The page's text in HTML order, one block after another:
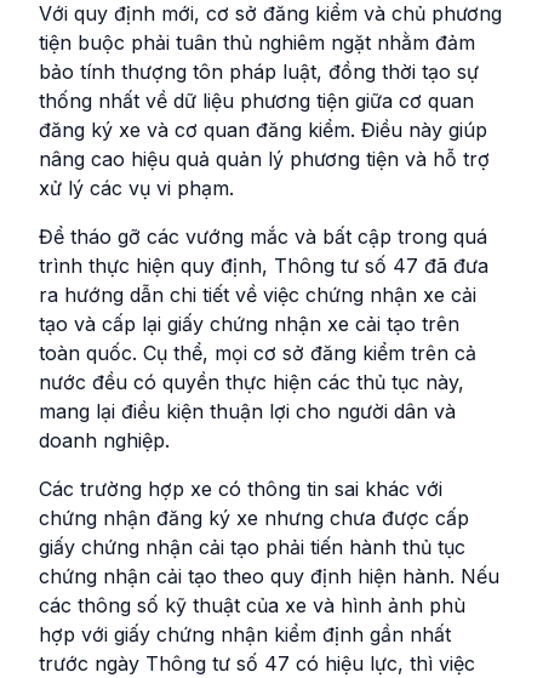
Với quy định mới, cơ sở đăng kiểm và chủ phương
tiện buộc phải tuân thủ nghiêm ngặt nhằm đảm
bảo tính thượng tôn pháp luật, đồng thời tạo sự
thống nhất về dữ liệu phương tiện giữa cơ quan
đăng ký xe và cơ quan đăng kiểm. Điều này giúp
nâng cao hiệu quả quản lý phương tiện và hỗ trợ
xử lý các vụ vi phạm.
Để tháo gỡ các vướng mắc và bất cập trong quá
trình thực hiện quy định, Thông tư số 47 đã đưa
ra hướng dẫn chi tiết về việc chứng nhận xe cải
tạo và cấp lại giấy chứng nhận xe cải tạo trên
toàn quốc. Cụ thể, mọi cơ sở đăng kiểm trên cả
nước đều có quyền thực hiện các thủ tục này,
mang lại điều kiện thuận lợi cho người dân và
doanh nghiệp.
Các trường hợp xe có thông tin sai khác với
chứng nhận đăng ký xe nhưng chưa được cấp
giấy chứng nhận cải tạo phải tiến hành thủ tục
chứng nhận cải tạo theo quy định hiện hành. Nếu
các thông số kỹ thuật của xe và hình ảnh phù
hợp với giấy chứng nhận kiểm định gần nhất
trước ngày Thông tư số 47 có hiệu lực, thì việc